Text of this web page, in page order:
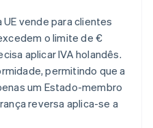
vende para clientes
o limite de €
aplicar IVA holandês.
permitindo que a
um Estado-membro
reversa aplica-se a